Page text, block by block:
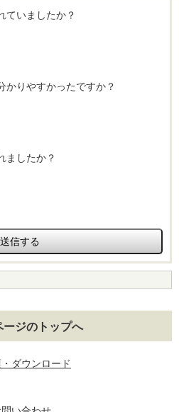
ていましたか？
かりやすかったですか？
ましたか？
ージのトップへ
ダウンロード